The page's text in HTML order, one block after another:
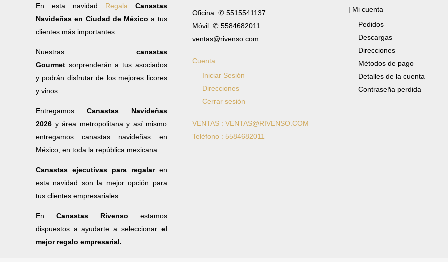
En esta navidad Regala Canastas
Navideñas en Ciudad de Méxicoa tus
clientes más importantes.
Nuestras canastas
Gourmet sorprenderán a tus asociados
y podrán disfrutar de los mejores licores
y vinos.
Entregamos Canastas Navideñas
2026 y área metropolitana y así mismo
entregamos canastas navideñas en
México, en toda la república mexicana.
Canastas ejecutivas para regalaren
esta navidad son la mejor opción para
tus clientes empresariales.
En Canastas Rivenso estamos
dispuestos a ayudarte a seleccionar el
mejor regalo empresarial.
Oficina: ✆ 5515541137
Móvil: ✆ 5584682011
ventas@rivenso.com
Cuenta
Iniciar Sesión
Direcciones
Cerrar sesión
VENTAS : VENTAS@RIVENSO.COM
Teléfono : 5584682011
| Mi cuenta
Pedidos
Descargas
Direcciones
Métodos de pago
Detalles de la cuenta
Contraseña perdida